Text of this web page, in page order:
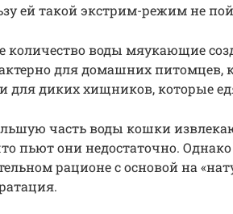
ей такой экстрим-режим не
количество воды мяукающие
для домашних
для диких хищников, которые
часть воды кошки
пьют они недостаточно.
рационе с основой на